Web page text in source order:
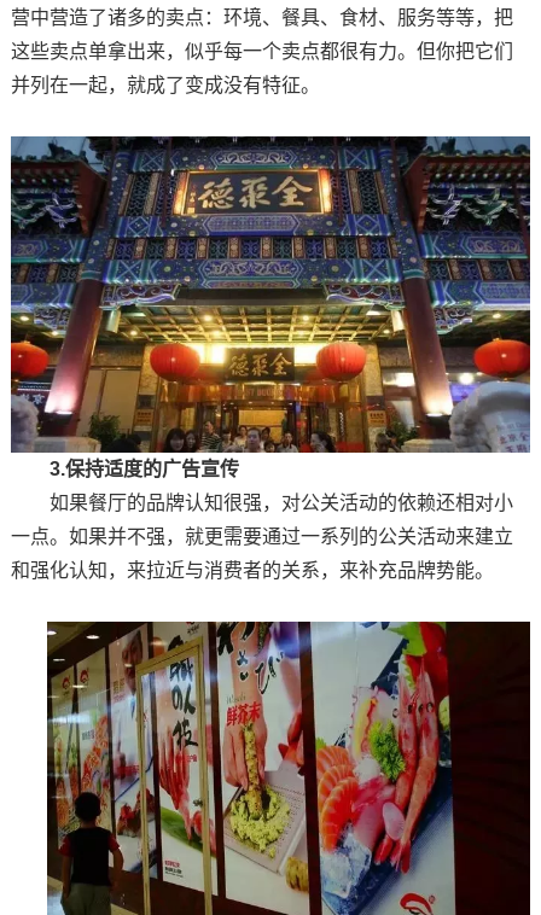
营中营造了诸多的卖点：环境、餐具、食材、服务等等，把
这些卖点单拿出来，似乎每一个卖点都很有力。但你把它们
并列在一起，就成了变成没有特征。
3.保持适度的广告宣传
如果餐厅的品牌认知很强，对公关活动的依赖还相对小
一点。如果并不强，就更需要通过一系列的公关活动来建立
和强化认知，来拉近与消费者的关系，来补充品牌势能。